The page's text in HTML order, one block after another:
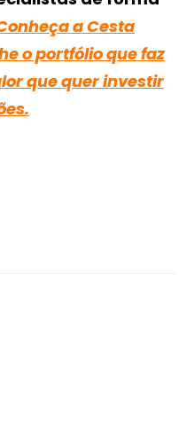
a Cesta
o portfólio que faz
que quer investir